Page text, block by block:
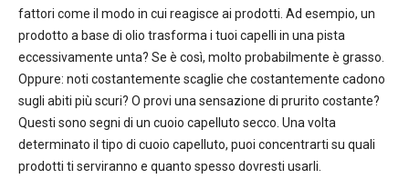
fattori come il modo in cui reagisce ai prodotti. Ad esempio, un
prodotto a base di olio trasforma i tuoi capelli in una pista
eccessivamente unta? Se è così, molto probabilmente è grasso.
Oppure: noti costantemente scaglie che costantemente cadono
sugli abiti più scuri? O provi una sensazione di prurito costante?
Questi sono segni di un cuoio capelluto secco. Una volta
determinato il tipo di cuoio capelluto, puoi concentrarti su quali
prodotti ti serviranno e quanto spesso dovresti usarli.